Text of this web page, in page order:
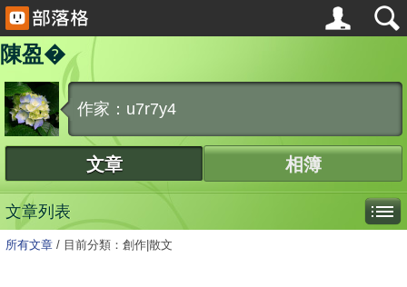
陳盈�
作家：u7r7y4
文章 相簿
文章列表
所有文章 / 目前分類：創作|散文